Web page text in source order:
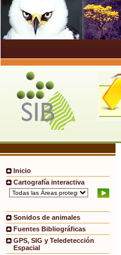
Inicio
Cartografía interactiva
Sonidos de animales
Fuentes Bibliográficas
GPS, SIG y Teledetección
Espacial